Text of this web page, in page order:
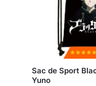
Sac de Sport
Yuno